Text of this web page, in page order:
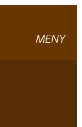
MENY